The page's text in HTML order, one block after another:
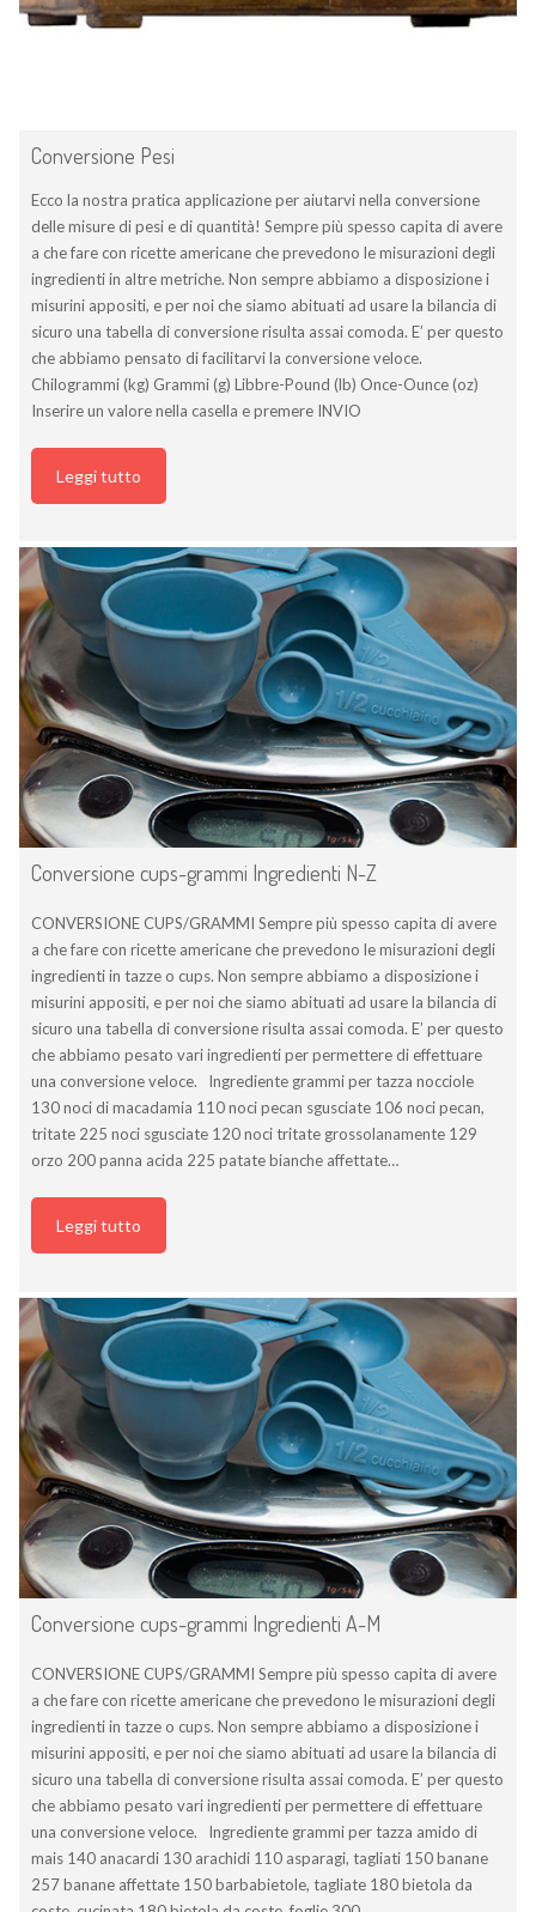
Conversione Pesi
Ecco la nostra pratica applicazione per aiutarvi nella conversione
delle misure di pesi e di quantità! Sempre più spesso capita di avere
a che fare con ricette americane che prevedono le misurazioni degli
ingredienti in altre metriche. Non sempre abbiamo a disposizione i
misurini appositi, e per noi che siamo abituati ad usare la bilancia di
sicuro una tabella di conversione risulta assai comoda. E’ per questo
che abbiamo pensato di facilitarvi la conversione veloce.
Chilogrammi (kg) Grammi (g) Libbre-Pound (lb) Once-Ounce (oz)
Inserire un valore nella casella e premere INVIO
Leggi tutto
Conversione cups-grammi Ingredienti N-Z
CONVERSIONE CUPS/GRAMMI Sempre più spesso capita di avere
a che fare con ricette americane che prevedono le misurazioni degli
ingredienti in tazze o cups. Non sempre abbiamo a disposizione i
misurini appositi, e per noi che siamo abituati ad usare la bilancia di
sicuro una tabella di conversione risulta assai comoda. E’ per questo
che abbiamo pesato vari ingredienti per permettere di effettuare
una conversione veloce. Ingrediente grammi per tazza nocciole
130 noci di macadamia 110 noci pecan sgusciate 106 noci pecan,
tritate 225 noci sgusciate 120 noci tritate grossolanamente 129
orzo 200 panna acida 225 patate bianche affettate…
Leggi tutto
Conversione cups-grammi Ingredienti A-M
CONVERSIONE CUPS/GRAMMI Sempre più spesso capita di avere
a che fare con ricette americane che prevedono le misurazioni degli
ingredienti in tazze o cups. Non sempre abbiamo a disposizione i
misurini appositi, e per noi che siamo abituati ad usare la bilancia di
sicuro una tabella di conversione risulta assai comoda. E’ per questo
che abbiamo pesato vari ingredienti per permettere di effettuare
una conversione veloce. Ingrediente grammi per tazza amido di
mais 140 anacardi 130 arachidi 110 asparagi, tagliati 150 banane
257 banane affettate 150 barbabietole, tagliate 180 bietola da